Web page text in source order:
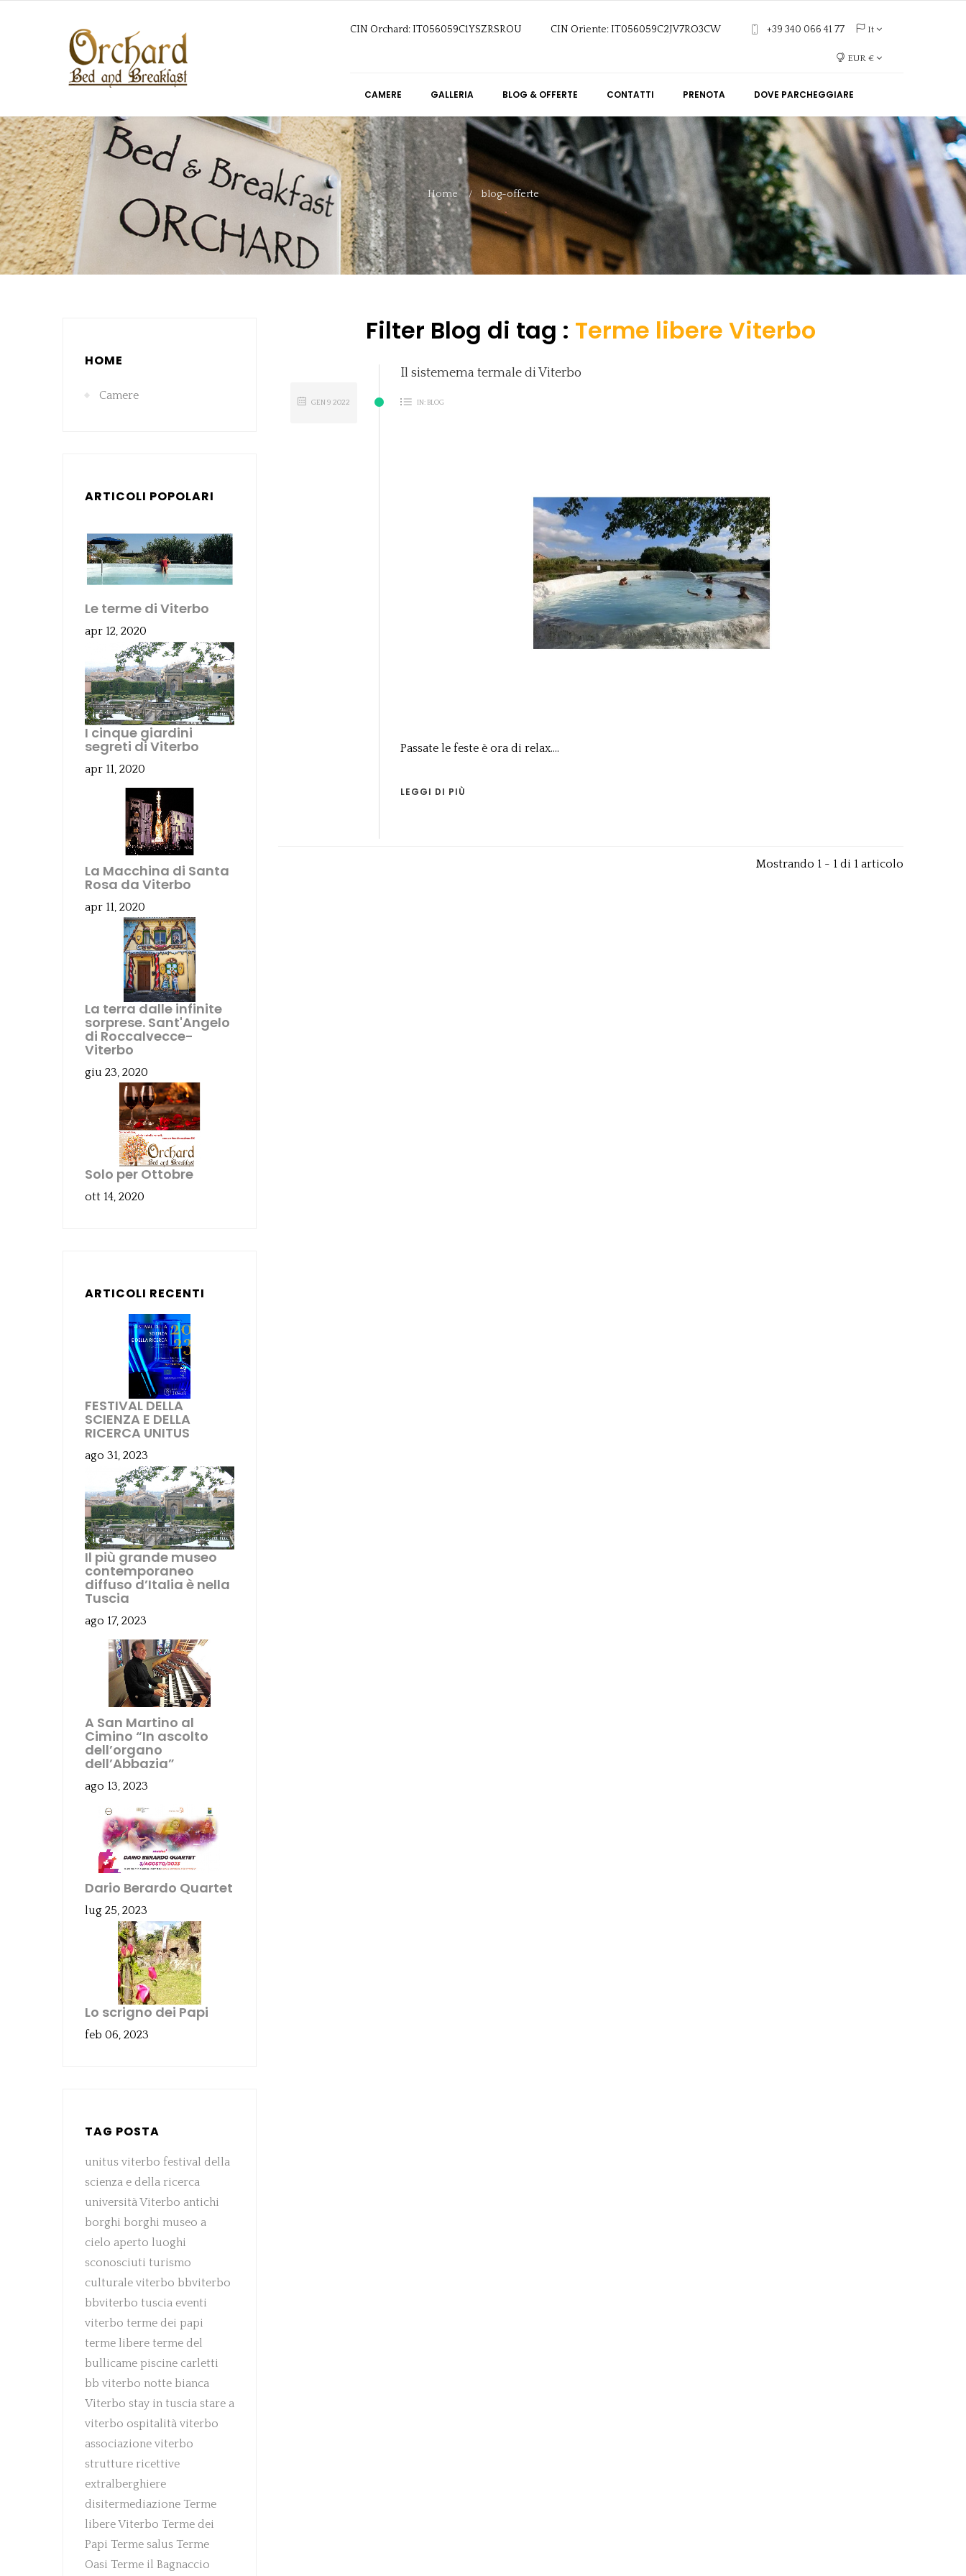
CIN Orchard: IT056059C1YSZRSROU CIN Oriente: IT056059C2JV7RO3CW +39 340 066 41 77 It
EUR €
CAMERE GALLERIA BLOG & OFFERTE CONTATTI PRENOTA DOVE PARCHEGGIARE
Home blog-offerte
HOME
Camere
ARTICOLI POPOLARI
Le terme di Viterbo
apr 12, 2020
I cinque giardini
segreti di Viterbo
apr 11, 2020
La Macchina di Santa
Rosa da Viterbo
apr 11, 2020
La terra dalle infinite
sorprese. Sant'Angelo
di Roccalvecce-
Viterbo
giu 23, 2020
Solo per Ottobre
ott 14, 2020
ARTICOLI RECENTI
FESTIVAL DELLA
SCIENZA E DELLA
RICERCA UNITUS
ago 31, 2023
Il più grande museo
contemporaneo
diffuso d’Italia è nella
Tuscia
ago 17, 2023
A San Martino al
Cimino “In ascolto
dell’organo
dell’Abbazia”
ago 13, 2023
Dario Berardo Quartet
lug 25, 2023
Lo scrigno dei Papi
feb 06, 2023
TAG POSTA
unitus viterbo festival della
scienza e della ricerca
università Viterbo antichi
borghi borghi museo a
cielo aperto luoghi
sconosciuti turismo
culturale viterbo bbviterbo
bbviterbo tuscia eventi
viterbo terme dei papi
terme libere terme del
bullicame piscine carletti
bb viterbo notte bianca
Viterbo stay in tuscia stare a
viterbo ospitalità viterbo
associazione viterbo
strutture ricettive
extralberghiere
disitermediazione Terme
libere Viterbo Terme dei
Papi Terme salus Terme
Oasi Terme il Bagnaccio
Filter Blog di tag : Terme libere Viterbo
Il sistemema termale di Viterbo
IN: BLOG
GEN 9 2022
Passate le feste è ora di relax....
LEGGI DI PIÙ
Mostrando 1 - 1 di 1 articolo